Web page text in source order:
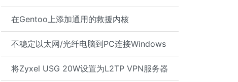
在Gentoo上添加通用的救援内核
不稳定以太网/光纤电脑到PC连接Windows
将Zyxel USG 20W设置为L2TP VPN服务器